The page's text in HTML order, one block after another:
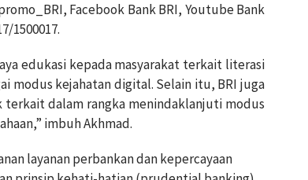
Facebook Bank BRI, Youtube Bank
1500017.
edukasi kepada masyarakat terkait literasi
modus kejahatan digital. Selain itu, BRI juga
dalam rangka menindaklanjuti modus
imbuh Akhmad.
layanan perbankan dan kepercayaan